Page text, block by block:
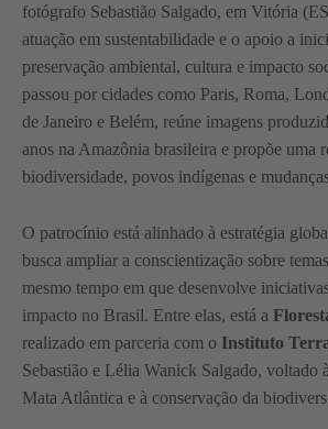
fotógrafo Sebastião Salgado, em Vitória
atuação em sustentabilidade e o apoio a
preservação ambiental, cultura e impacto
passou por cidades como Paris, Roma,
de Janeiro e Belém, reúne imagens
anos na Amazônia brasileira e propõe uma
biodiversidade, povos indígenas e
O patrocínio está alinhado à estratégia
busca ampliar a conscientização sobre
mesmo tempo em que desenvolve
impacto no Brasil. Entre elas, está a
realizado em parceria com o Instituto
Sebastião e Lélia Wanick Salgado, voltado
Mata Atlântica e à conservação da